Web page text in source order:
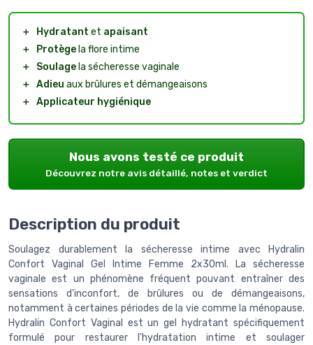
＋ Hydratant et apaisant
＋
Protège la flore intime
＋
Soulage la sécheresse vaginale
＋ Adieu aux brûlures et démangeaisons
＋ Applicateur hygiénique
Nous avons testé ce produit
Découvrez notre avis détaillé, notes et verdict
Description du produit
Soulagez durablement la sécheresse intime avec Hydralin
Confort Vaginal Gel Intime Femme 2x30ml. La sécheresse
vaginale est un phénomène fréquent pouvant entraîner des
sensations d'inconfort, de brûlures ou de démangeaisons,
notamment à certaines périodes de la vie comme la ménopause.
Hydralin Confort Vaginal est un gel hydratant spécifiquement
formulé pour restaurer l'hydratation intime et soulager